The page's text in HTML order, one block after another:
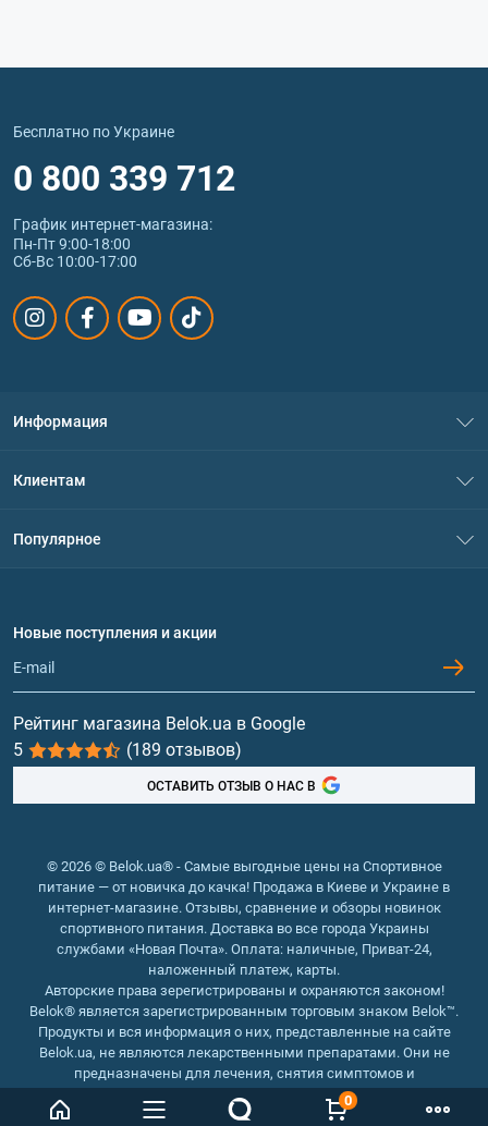
0
Бесплатно по Украине
0 800 339 712
График интернет‑магазина:
Пн-Пт 9:00-18:00
Сб-Вс 10:00-17:00
Информация
Политика конфиденциальности
Обмен и возврат
Клиентам
Популярное
Протеин
Гейнеры
Витамины и минералы
Рыбий жир, жирные кислоты
Новые поступления и акции
Рейтинг магазина Belok.ua в Google
5
(189 отзывов)
ОСТАВИТЬ ОТЗЫВ О НАС В
© 2026 © Belok.ua® - Самые выгодные цены на Спортивное
питание — от новичка до качка! Продажа в Киеве и Украине в
интернет-магазине. Отзывы, сравнение и обзоры новинок
спортивного питания. Доставка во все города Украины
службами «Новая Почта». Оплата: наличные, Приват-24,
наложенный платеж, карты.
Авторские права зерегистрированы и охраняются законом!
Belok® является зарегистрированным торговым знаком Belok™.
Продукты и вся информация о них, представленные на сайте
Belok.ua, не являются лекарственными препаратами. Они не
предназначены для лечения, снятия симптомов и
предотвращения болезней.
Интернет магазин Belok.ua
››Интернет магазин спортивного